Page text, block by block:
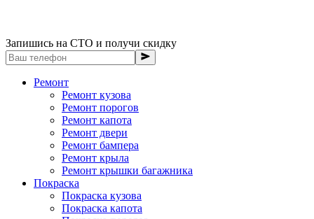
Запишись на СТО и получи скидку
Ремонт
Ремонт кузова
Ремонт порогов
Ремонт капота
Ремонт двери
Ремонт бампера
Ремонт крыла
Ремонт крышки багажника
Покраска
Покраска кузова
Покраска капота